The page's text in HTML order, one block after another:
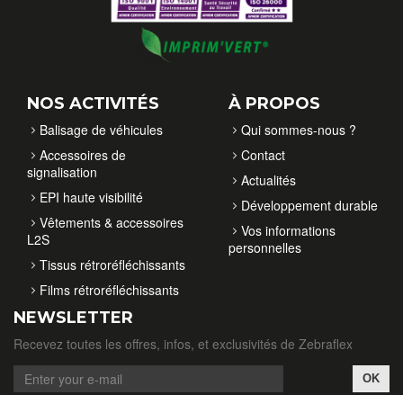
NOS ACTIVITÉS
Balisage de véhicules
Accessoires de
signalisation
EPI haute visibilité
Vêtements & accessoires
L2S
Tissus rétroréfléchissants
Films rétroréfléchissants
À PROPOS
Qui sommes-nous ?
Contact
Actualités
Développement durable
Vos informations
personnelles
NEWSLETTER
Recevez toutes les offres, infos, et exclusivités de Zebraflex
OK